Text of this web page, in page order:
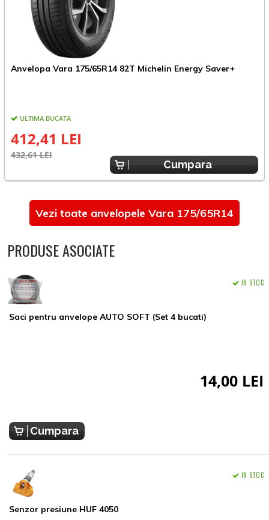
Anvelopa Vara 175/65R14 82T Michelin Energy Saver+
ULTIMA BUCATA
412,41 LEI
432,61 LEI
Cumpara
Vezi toate anvelopele Vara 175/65R14
PRODUSE ASOCIATE
Saci pentru anvelope AUTO SOFT (Set 4 bucati)
IN STOC
14,00 LEI
Cumpara
Senzor presiune HUF 4050
IN STOC